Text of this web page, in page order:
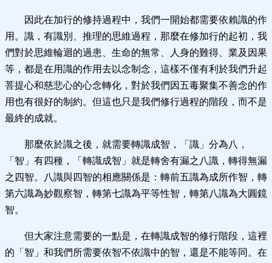
因此在加行的修持過程中，我們一開始都需要依賴識的作
用。識，有識別、推理的思維過程，那麼在修加行的起初，我
們對於思維輪迴的過患、生命的無常、人身的難得、業及因果
等，都是在用識的作用去以念制念，這樣不僅有利於我們升起
菩提心和慈悲心的心念轉化，對於我們因五毒聚集不善念的作
用也有很好的制約。但這也只是我們修行過程的階段，而不是
最終的成就。
那麼依於識之後，就需要轉識成智，「識」分為八，
「智」有四種，「轉識成智」就是轉舍有漏之八識，轉得無漏
之四智。八識與四智的相應關係是：轉前五識為成所作智，轉
第六識為妙觀察智，轉第七識為平等性智，轉第八識為大圓鏡
智。
但大家注意需要的一點是，在轉識成智的修行階段，這裡
的「智」和我們所需要依智不依識中的智，還是不能等同。在